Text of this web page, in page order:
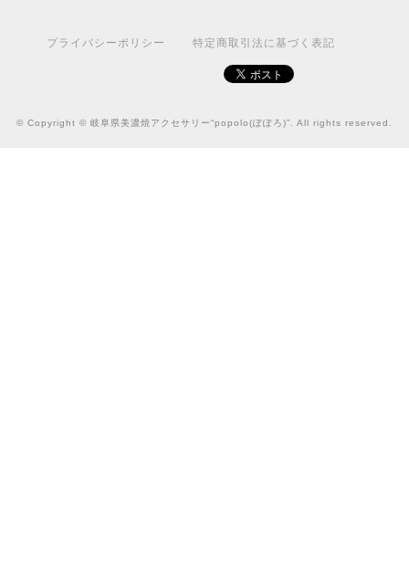
プライバシーポリシー 特定商取引法に基づく表記
© Copyright © 岐阜県美濃焼アクセサリー“popolo(ぽぽろ)”. All rights reserved.